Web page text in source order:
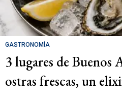
GASTRONOMÍA
3 lugares de Buenos
ostras frescas, un